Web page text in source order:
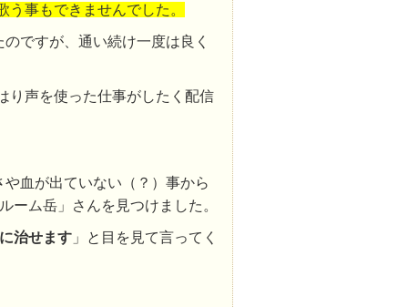
事もできませんでした。
ですが、通い続け一度は良く
り声を使った仕事がしたく配信
血が出ていない（？）事から
ーム岳」さんを見つけました。
治せます 」と目を見て言ってく